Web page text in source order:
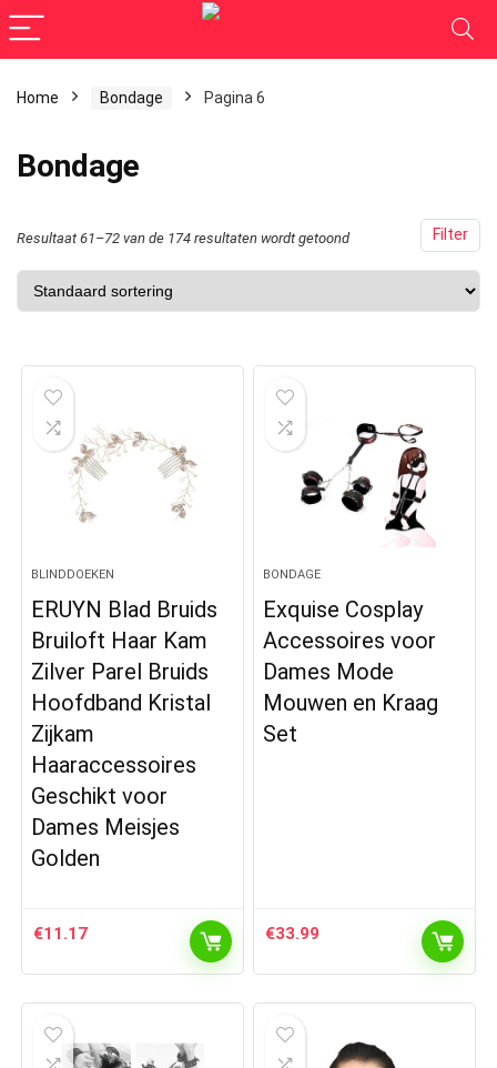
Home Bondage Pagina 6
Bondage
Filter
Resultaat 61–72 van de 174 resultaten wordt getoond
BLINDDOEKEN
ERUYN Blad Bruids
Bruiloft Haar Kam
Zilver Parel Bruids
Hoofdband Kristal
Zijkam
Haaraccessoires
Geschikt voor
Dames Meisjes
Golden
€11.17
BONDAGE
Exquise Cosplay
Accessoires voor
Dames Mode
Mouwen en Kraag
Set
€33.99